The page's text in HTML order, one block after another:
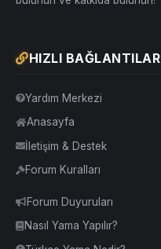
HIZLI BAĞLANTILAR
Yardım Merkezi
Anasayfa
İletişim & Destek
Forum Kuralları
Forum Duyuruları
Nasıl Yama Yapılır?